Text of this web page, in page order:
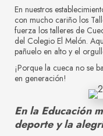
En nuestros
con mucho cariño los
fuerza los talleres de
del Colegio El Melón.
pañuelo en alto y el
¡Porque la cueca no se
en generación!
En la Educación
deporte y la